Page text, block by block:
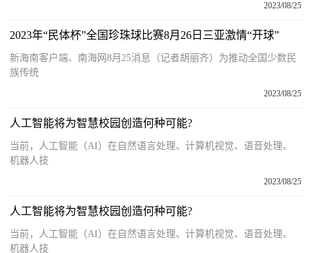
2023/08/25
2023年“民体杯”全国珍珠球比赛8月26日三亚激情“开球”
新海南客户端、南海网8月25消息（记者胡丽齐）为推动全国少数民
族传统
2023/08/25
人工智能将为智慧校园创造何种可能?
当前，人工智能（AI）在自然语言处理、计算机视觉、语音处理、
机器人技
2023/08/25
人工智能将为智慧校园创造何种可能?
当前，人工智能（AI）在自然语言处理、计算机视觉、语音处理、
机器人技